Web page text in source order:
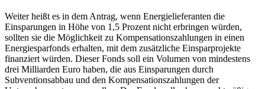
Weiter heißt es in dem Antrag, wenn Energielieferanten die
Einsparungen in Höhe von 1,5 Prozent nicht erbringen würden,
sollten sie die Möglichkeit zu Kompensationszahlungen in einen
Energiesparfonds erhalten, mit dem zusätzliche Einsparprojekte
finanziert würden. Dieser Fonds soll ein Volumen von mindestens
drei Milliarden Euro haben, die aus Einsparungen durch
Subventionsabbau und den Kompensationszahlungen der